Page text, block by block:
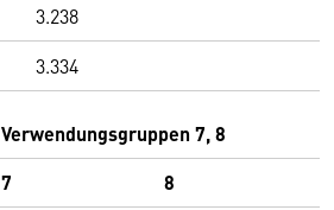
3.238
3.334
Verwendungsgruppen 7, 8
7
8